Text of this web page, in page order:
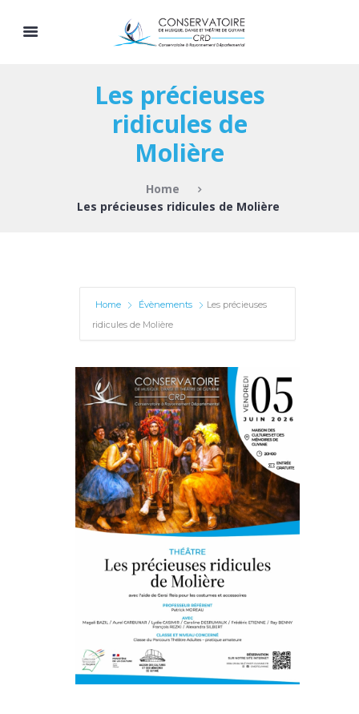
Les précieuses
ridicules de
Molière
Home
Les précieuses ridicules de Molière
Home Évènements
Les précieuses
ridicules de Molière